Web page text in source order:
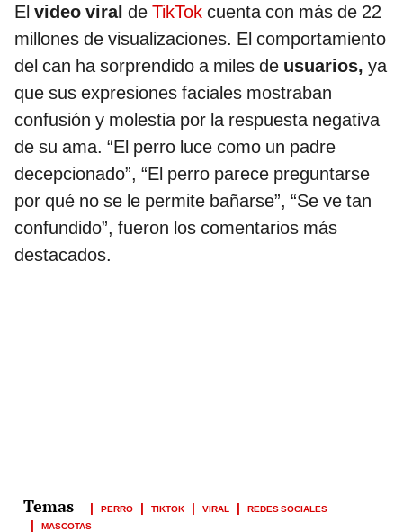
El video viral de TikTok cuenta con más de 22
millones de visualizaciones. El comportamiento
del can ha sorprendido a miles de usuarios, ya
que sus expresiones faciales mostraban
confusión y molestia por la respuesta negativa
de su ama. “El perro luce como un padre
decepcionado”, “El perro parece preguntarse
por qué no se le permite bañarse”, “Se ve tan
confundido”, fueron los comentarios más
destacados.
PERRO TIKTOK VIRAL
REDES SOCIALES
MASCOTAS